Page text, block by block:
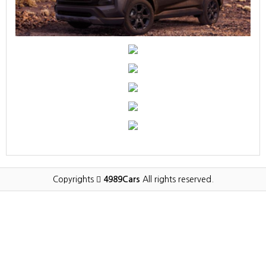
Copyrights 4989Cars All rights reserved.